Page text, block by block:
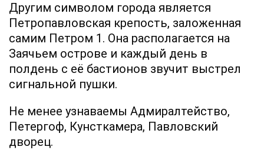
Другим символом города является
Петропавловская крепость, заложенная
самим Петром 1. Она располагается на
Заячьем острове и каждый день в
полдень с её бастионов звучит выстрел
сигнальной пушки.
Не менее узнаваемы Адмиралтейство,
Петергоф, Кунсткамера, Павловский
дворец.